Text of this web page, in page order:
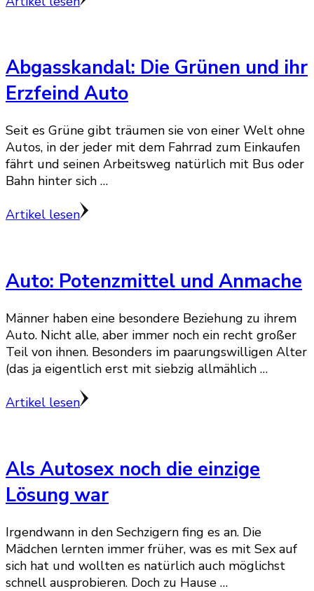
Abgasskandal: Die Grünen und ihr
Erzfeind Auto
Seit es Grüne gibt träumen sie von einer Welt ohne
Autos, in der jeder mit dem Fahrrad zum Einkaufen
fährt und seinen Arbeitsweg natürlich mit Bus oder
Bahn hinter sich …
Artikel lesen
Auto: Potenzmittel und Anmache
Männer haben eine besondere Beziehung zu ihrem
Auto. Nicht alle, aber immer noch ein recht großer
Teil von ihnen. Besonders im paarungswilligen Alter
(das ja eigentlich erst mit siebzig allmählich …
Artikel lesen
Als Autosex noch die einzige
Lösung war
Irgendwann in den Sechzigern fing es an. Die
Mädchen lernten immer früher, was es mit Sex auf
sich hat und wollten es natürlich auch möglichst
schnell ausprobieren. Doch zu Hause …